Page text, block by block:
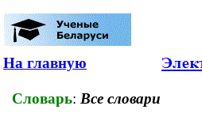
На главную
Словарь: Все словари